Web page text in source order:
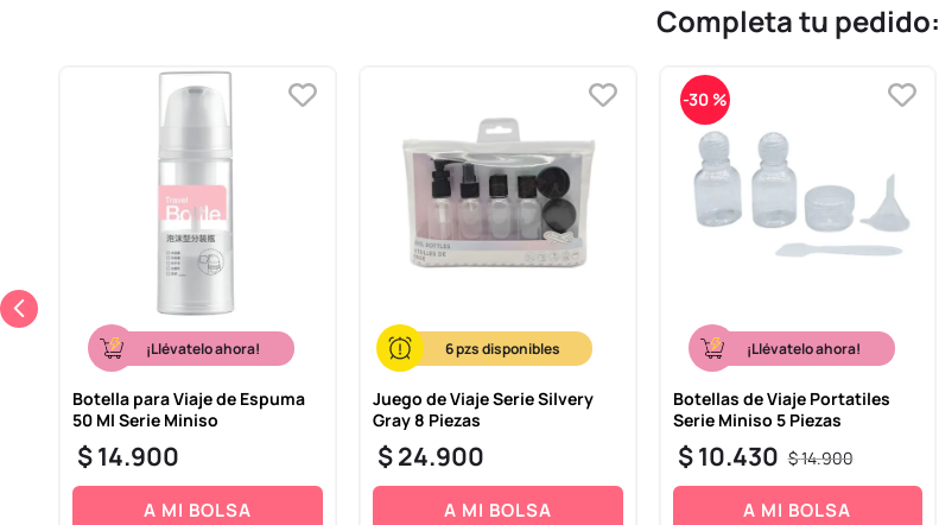
Completa tu pedido:
¡Llévatelo ahora!
Botella para Viaje de Espuma
50 Ml Serie Miniso
$14.900
A MI BOLSA
6
Juego de Viaje Serie Silvery
Gray 8 Piezas
$24.900
A MI BOLSA
-30 %
¡Llévatelo ahora!
Botellas de Viaje Portatiles
Serie Miniso 5 Piezas
$14.900
$10.430
A MI BOLSA